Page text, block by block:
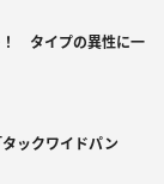
！ タイプの異性に一
ックワイドパン